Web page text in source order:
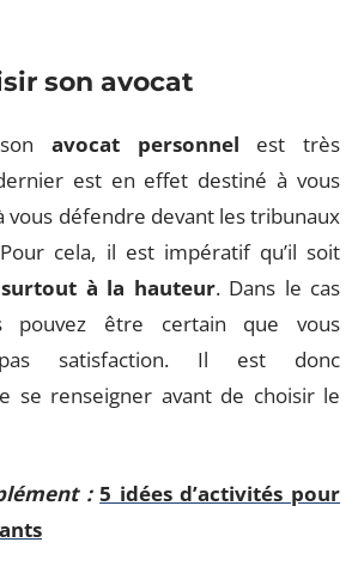
son avocat
avocat personnel est très
est en effet destiné à vous
vous défendre devant les tribunaux
cela, il est impératif qu’il soit
à la hauteur. Dans le cas
pouvez être certain que vous
pas satisfaction. Il est donc
se renseigner avant de choisir le
: 5 idées d’activités pour